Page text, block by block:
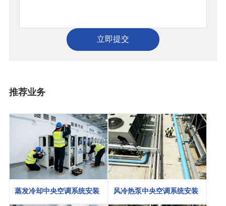
立即提交
推荐业务
蒸发冷却中央空调系统安装 风冷热泵中央空调系统安装